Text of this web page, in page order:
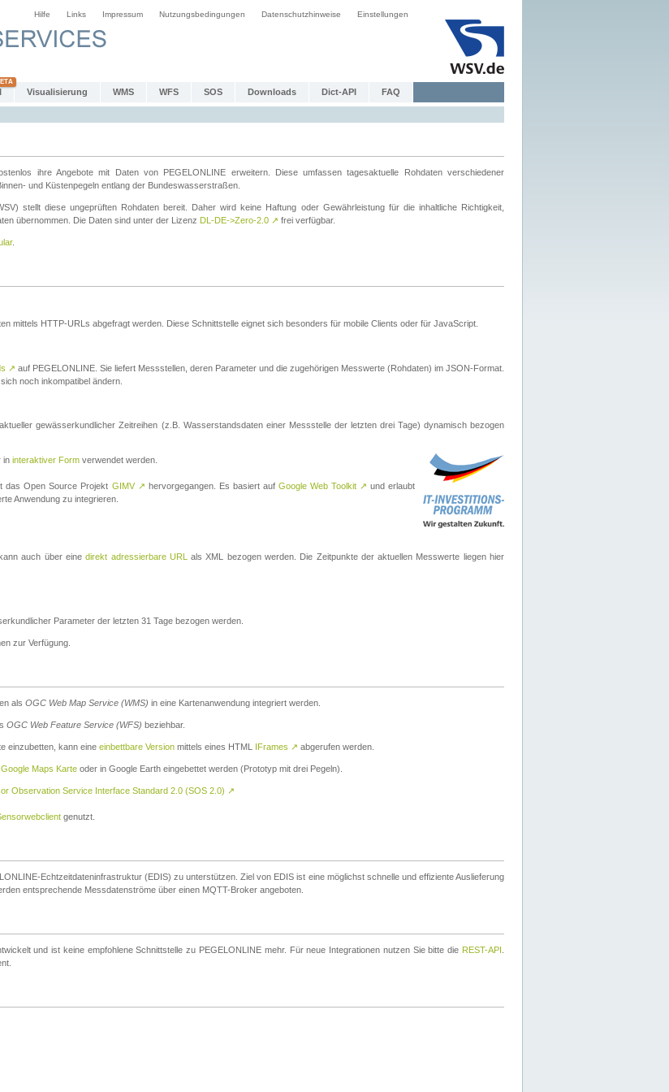
Hilfe Links Impressum Nutzungsbedingungen Datenschutzhinweise Einstellungen
Visualisierung WMS WFS SOS Downloads Dict-API FAQ
ihre Angebote mit Daten von PEGELONLINE erweitern. Diese umfassen tagesaktuelle Rohdaten verschiedener
und Küstenpegeln entlang der Bundeswasserstraßen.
stellt diese ungeprüften Rohdaten bereit. Daher wird keine Haftung oder Gewährleistung für die inhaltliche Richtigkeit,
übernommen. Die Daten sind unter der Lizenz DL-DE->Zero-2.0 ↗ frei verfügbar.
.
mittels HTTP-URLs abgefragt werden. Diese Schnittstelle eignet sich besonders für mobile Clients oder für JavaScript.
↗ auf PEGELONLINE. Sie liefert Messstellen, deren Parameter und die zugehörigen Messwerte (Rohdaten) im JSON-Format.
noch inkompatibel ändern.
gewässerkundlicher Zeitreihen (z.B. Wasserstandsdaten einer Messstelle der letzten drei Tage) dynamisch bezogen
in interaktiver Form verwendet werden.
das Open Source Projekt GIMV ↗ hervorgegangen. Es basiert auf Google Web Toolkit ↗ und erlaubt
Anwendung zu integrieren.
auch über einedirekt adressierbare URL
als XML bezogen werden. Die Zeitpunkte der aktuellen Messwerte liegen hier
Parameter der letzten 31 Tage bezogen werden.
zur Verfügung.
als OGC Web Map Service (WMS) in eine Kartenanwendung integriert werden.
OGC Web Feature Service (WFS) beziehbar.
einzubetten, kann eine einbettbare Version mittels eines HTML IFrames ↗ abgerufen werden.
Google Maps Karte oder in Google Earth eingebettet werden (Prototyp mit drei Pegeln).
Observation Service Interface Standard 2.0 (SOS 2.0) ↗
genutzt.
Echtzeitdateninfrastruktur (EDIS) zu unterstützen. Ziel von EDIS ist eine möglichst schnelle und effiziente Auslieferung
entsprechende Messdatenströme über einen MQTT-Broker angeboten.
und ist keine empfohlene Schnittstelle zu PEGELONLINE mehr. Für neue Integrationen nutzen Sie bitte die REST-API